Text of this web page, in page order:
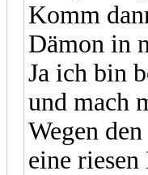
Komm
Dämon in
Ja ich bin
und mach
Wegen
eine